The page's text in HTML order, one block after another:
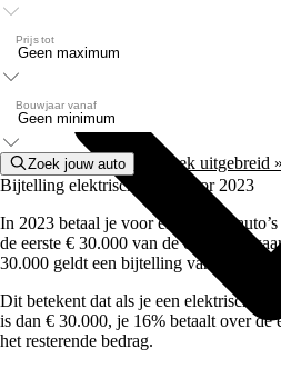
Prijs tot
Bouwjaar vanaf
Zoek jouw auto
Of zoek uitgebreid »
Bijtelling elektrische auto voor 2023
In 2023 betaal je voor elektrische
de eerste € 30.000 van de
30.000 geldt een bijtelling van 22%.
Dit betekent dat als je een elektrische
is dan € 30.000, je 16% betaalt over de
het resterende bedrag.